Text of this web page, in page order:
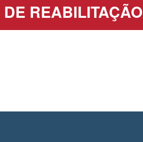
REABILITAÇÃO